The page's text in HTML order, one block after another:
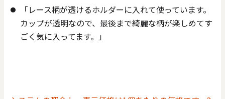
「レース柄が透けるホルダーに入れて使っています。
カップが透明なので、最後まで綺麗な柄が楽しめてす
ごく気に入ってます。」